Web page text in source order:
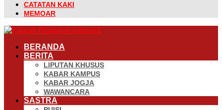
CATATAN KAKI
MEMOAR
BERANDA
BERITA
LIPUTAN KHUSUS
KABAR KAMPUS
KABAR JOGJA
WAWANCARA
SASTRA